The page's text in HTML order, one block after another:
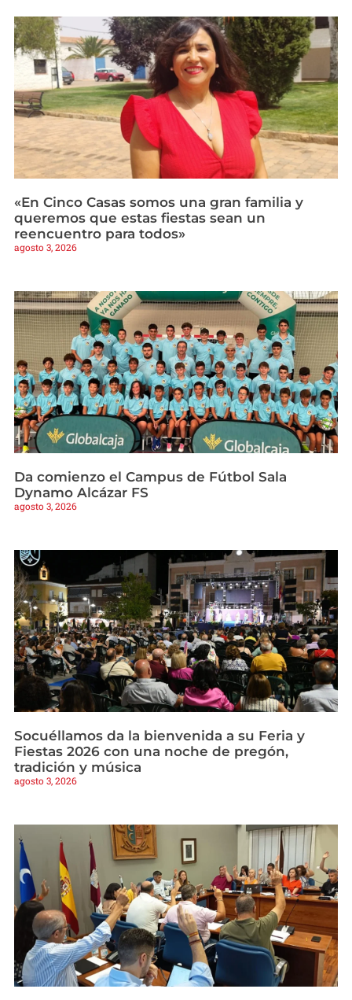
«En Cinco Casas somos una gran familia y
queremos que estas fiestas sean un
reencuentro para todos»
agosto 3, 2026
Da comienzo el Campus de Fútbol Sala
Dynamo Alcázar FS
agosto 3, 2026
Socuéllamos da la bienvenida a su Feria y
Fiestas 2026 con una noche de pregón,
tradición y música
agosto 3, 2026